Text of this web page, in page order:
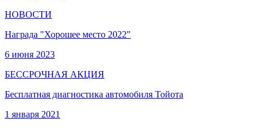
НОВОСТИ
Награда "Хорошее место 2022"
6 июня 2023
БЕССРОЧНАЯ АКЦИЯ
Бесплатная диагностика автомобиля Тойота
1 января 2021